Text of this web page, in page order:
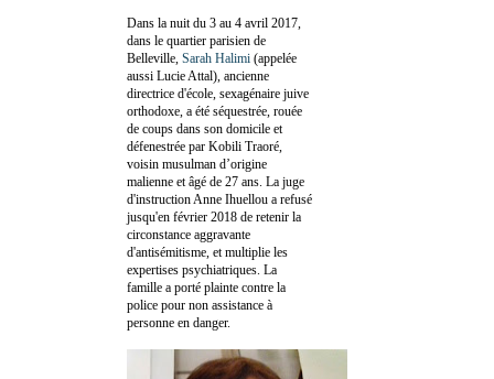
Dans la nuit du 3 au 4 avril 2017,
dans le quartier parisien de
Belleville, Sarah Halimi (appelée
aussi Lucie Attal), ancienne
directrice d'école, sexagénaire juive
orthodoxe, a été séquestrée, rouée
de coups dans son domicile et
défenestrée par Kobili Traoré,
voisin musulman d’origine
malienne et âgé de 27 ans. La juge
d'instruction Anne Ihuellou a refusé
jusqu'en février 2018 de retenir la
circonstance aggravante
d'antisémitisme, et multiplie les
expertises psychiatriques. La
famille a porté plainte contre la
police pour non assistance à
personne en danger.